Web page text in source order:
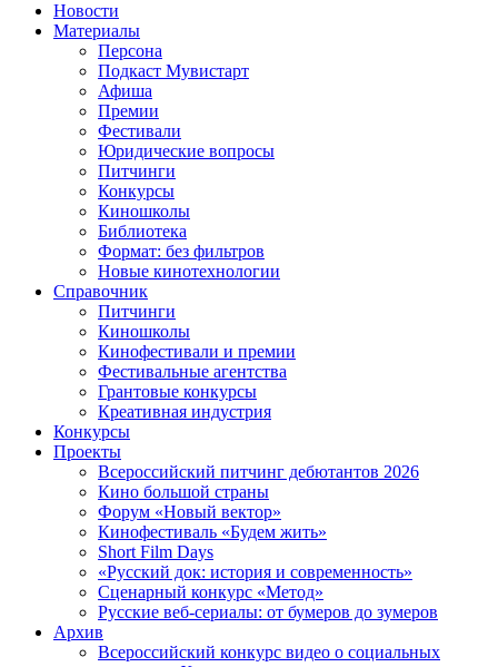
Новости
Материалы
Персона
Подкаст Мувистарт
Афиша
Премии
Фестивали
Юридические вопросы
Питчинги
Конкурсы
Киношколы
Библиотека
Формат: без фильтров
Новые кинотехнологии
Справочник
Питчинги
Киношколы
Кинофестивали и премии
Фестивальные агентства
Грантовые конкурсы
Креативная индустрия
Конкурсы
Проекты
Всероссийский питчинг дебютантов 2026
Кино большой страны
Форум «Новый вектор»
Кинофестиваль «Будем жить»
Short Film Days
«Русский док: история и современность»
Сценарный конкурс «Метод»
Русские веб-сериалы: от бумеров до зумеров
Архив
Всероссийский конкурс видео о социальных